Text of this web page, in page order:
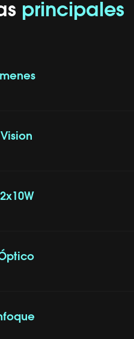
principales